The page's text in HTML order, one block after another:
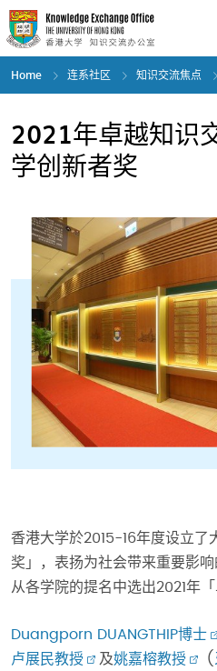
Skip
to
main
content
Home 连系社区 知识交流焦点
2021年卓越知识
学创新者奖
香港大学於2015-16年度设立了
奖」，表扬为社会带来重要影
从各学院的提名中选出2021年
Duangporn DUANGTHIP博士
卢展民教授
及姚嘉榕教授 (